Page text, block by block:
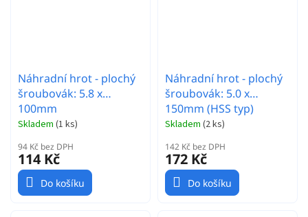
Náhradní hrot - plochý
šroubovák: 5.8 x
100mm
Skladem (1 ks)
94 Kč bez DPH
114 Kč
Do košíku
Náhradní hrot - plochý
šroubovák: 5.0 x
150mm (HSS typ)
Skladem (2 ks)
142 Kč bez DPH
172 Kč
Do košíku